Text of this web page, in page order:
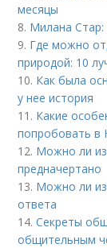
месяцы
8. Милана Стар:
9. Где можно
природой: 10
10. Как была
у нее история
11. Какие
попробовать в
12. Можно ли
предначертано
13. Можно ли
ответа
14.Секреты
общительным